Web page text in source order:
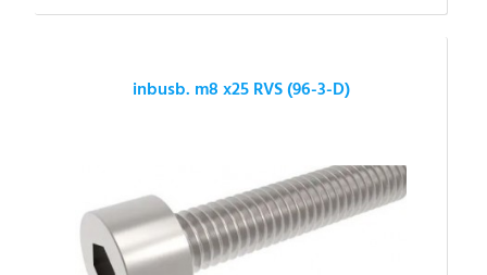
inbusb. m8 x25 RVS (96-3-D)